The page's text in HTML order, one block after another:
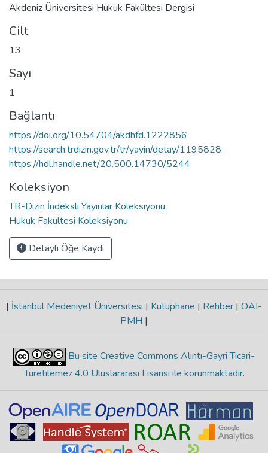
Akdeniz Üniversitesi Hukuk Fakültesi Dergisi
Cilt
13
Sayı
1
Bağlantı
https://doi.org/10.54704/akdhfd.1222856
https://search.trdizin.gov.tr/tr/yayin/detay/1195828
https://hdl.handle.net/20.500.14730/5244
Koleksiyon
TR-Dizin İndeksli Yayınlar Koleksiyonu
Hukuk Fakültesi Koleksiyonu
Detaylı Öğe Kaydı
| İstanbul Medeniyet Üniversitesi | Kütüphane | Rehber | OAI-
PMH |
Bu site Creative Commons Alıntı-Gayri Ticari-
Türetilemez 4.0 Uluslararası Lisansı ile korunmaktadır.